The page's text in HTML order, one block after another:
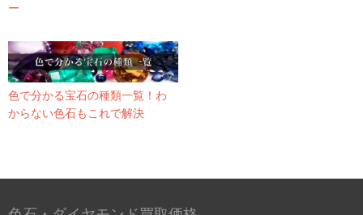
ー
色で分かる宝石の種類一覧！わ
からない色石もこれで解決